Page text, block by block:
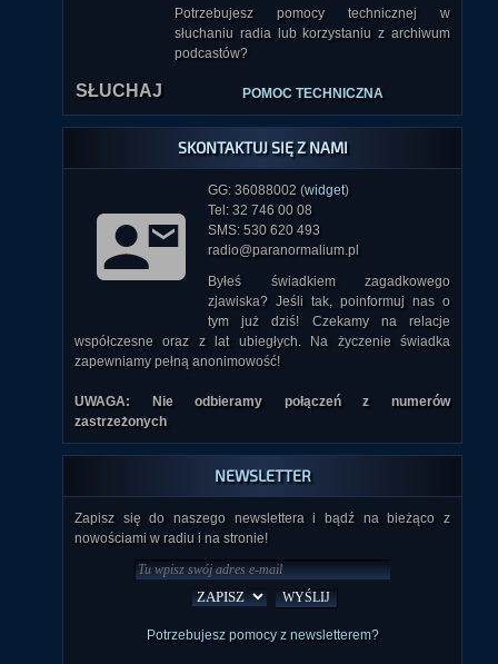
Potrzebujesz pomocy technicznej w
słuchaniu radia lub korzystaniu z archiwum
podcastów?
POMOC TECHNICZNA
SKONTAKTUJ SIĘ Z NAMI
GG: 36088002 (widget)
Tel: 32 746 00 08
SMS: 530 620 493
radio@paranormalium.pl
Byłeś świadkiem zagadkowego
zjawiska? Jeśli tak, poinformuj nas o
tym już dziś! Czekamy na relacje
współczesne oraz z lat ubiegłych. Na życzenie świadka
zapewniamy pełną anonimowość!
UWAGA: Nie odbieramy połączeń z numerów
zastrzeżonych
NEWSLETTER
Zapisz się do naszego newslettera i bądź na bieżąco z
nowościami w radiu i na stronie!
Potrzebujesz pomocy z newsletterem?